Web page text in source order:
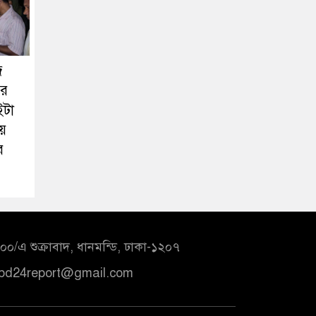
এ শুক্রাবাদ, ধানমন্ডি, ঢাকা-১২০৭